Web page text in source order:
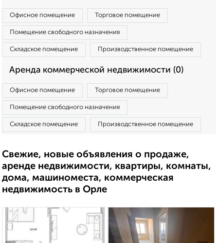
Офисное помещение Торговое помещение
Помещение свободного назначения
Складское помещение Производственное помещение
Аренда коммерческой недвижимости (0)
Офисное помещение Торговое помещение
Помещение свободного назначения
Складское помещение Производственное помещение
Свежие, новые объявления о продаже,
аренде недвижимости, квартиры, комнаты,
дома, машиноместа, коммерческая
недвижимость в Орле